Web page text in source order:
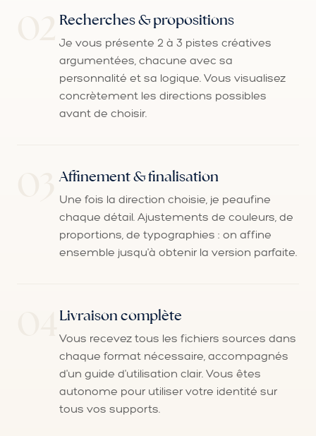
Recherches & propositions
Je vous présente 2 à 3 pistes créatives
argumentées, chacune avec sa
personnalité et sa logique. Vous visualisez
concrètement les directions possibles
avant de choisir.
Affinement & finalisation
Une fois la direction choisie, je peaufine
chaque détail. Ajustements de couleurs, de
proportions, de typographies : on affine
ensemble jusqu'à obtenir la version parfaite.
Livraison complète
Vous recevez tous les fichiers sources dans
chaque format nécessaire, accompagnés
d'un guide d'utilisation clair. Vous êtes
autonome pour utiliser votre identité sur
tous vos supports.